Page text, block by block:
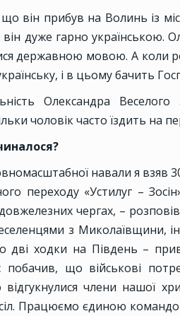
він прибув на Волинь із
дуже гарно українською.
державною мовою. А коли
і в цьому бачить
Олександра
чоловік часто їздить на
навали я взяв
переходу «Устилуг –
чергах, –
з Миколаївщини,
дві ходки на Південь –
побачив, що військові
члени нашої
Працюємо єдиною